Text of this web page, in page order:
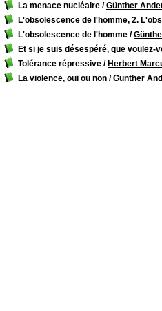
La menace nucléaire /Günther
L'obsolescence de l'homme, 2.
L'obsolescence de l'homme /
Et si je suis désespéré, que voulez-
Tolérance répressive / Herbert
La violence, oui ou non /Günther